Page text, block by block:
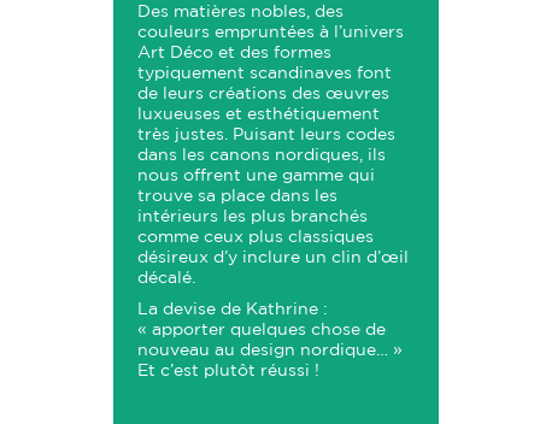
Des matières nobles, des
couleurs empruntées à l’univers
Art Déco et des formes
typiquement scandinaves font
de leurs créations des œuvres
luxueuses et esthétiquement
très justes. Puisant leurs codes
dans les canons nordiques, ils
nous offrent une gamme qui
trouve sa place dans les
intérieurs les plus branchés
comme ceux plus classiques
désireux d’y inclure un clin d’œil
décalé.
La devise de Kathrine :
« apporter quelques chose de
nouveau au design nordique…
»
Et c’est plutôt réussi !